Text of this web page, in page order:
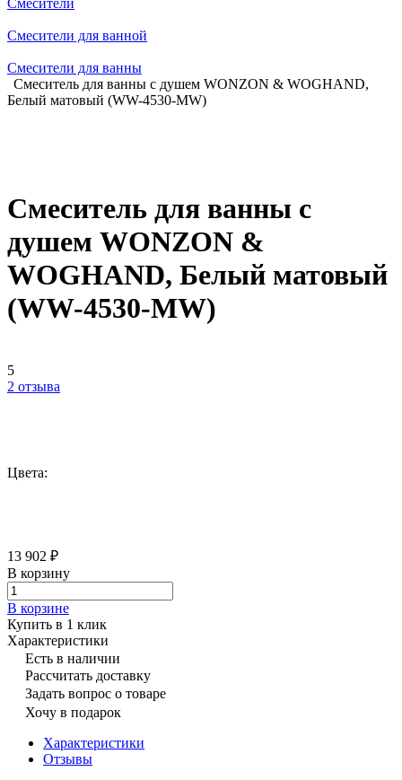
Смесители
Смесители для ванной
Смесители для ванны
Смеситель для ванны с душем WONZON & WOGHAND,
Белый матовый (WW-4530-MW)
Смеситель для ванны с
душем WONZON &
WOGHAND, Белый матовый
(WW-4530-MW)
5
2 отзыва
Цвета:
13 902 ₽
В корзину
В корзине
Купить в 1 клик
Характеристики
Есть в наличии
Рассчитать доставку
Задать вопрос о товаре
Хочу в подарок
Характеристики
Отзывы